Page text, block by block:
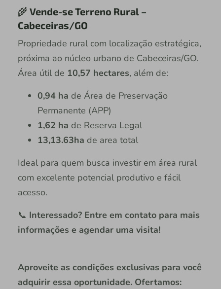
🌾 Vende-se Terreno Rural –
Cabeceiras/GO
Propriedade rural com localização estratégica,
próxima ao núcleo urbano de Cabeceiras/GO.
Área útil de 10,57 hectares, além de:
0,94 ha de Área de Preservação
Permanente (APP)
1,62 ha de Reserva Legal
13,13.63ha de area total
Ideal para quem busca investir em área rural
com excelente potencial produtivo e fácil
acesso.
📞 Interessado? Entre em contato para mais
informações e agendar uma visita!
Aproveite as condições exclusivas para você
adquirir essa oportunidade. Ofertamos: